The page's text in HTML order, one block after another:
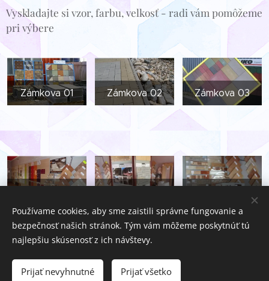
Vyskladajte si vzor, farbu, velkosť - radi vám pomôžeme
pri výbere
Zámkova 01 Zámkova 02 Zámkova 03
Používame cookies, aby sme zaistili správne fungovanie a
bezpečnosť našich stránok. Tým vám môžeme poskytnúť tú
najlepšiu skúsenosť z ich návštevy.
Prijať nevyhnutné Prijať všetko